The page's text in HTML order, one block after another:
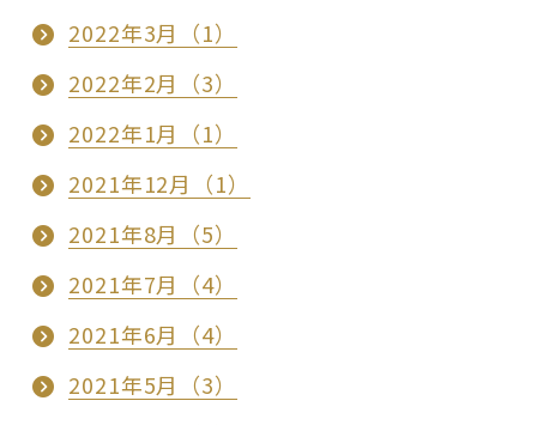
2022年3月（1）
2022年2月（3）
2022年1月（1）
2021年12月（1）
2021年8月（5）
2021年7月（4）
2021年6月（4）
2021年5月（3）